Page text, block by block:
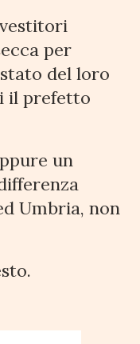
per
del loro
il prefetto
un
Umbria, non